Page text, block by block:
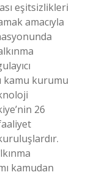
eşitsizlikleri
amacıyla
kamu kurumu
26
kamudan